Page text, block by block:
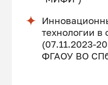
технологии в
(07.11.2023-
ФГАОУ ВО